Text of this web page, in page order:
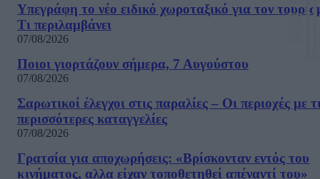
Υπεγράφη το νέο ειδικό χωροταξικό για τον
Τι περιλαμβάνει
07/08/2026
Ποιοι γιορτάζουν σήμερα, 7 Αυγούστου
07/08/2026
Σαρωτικοί έλεγχοι στις παραλίες – Οι περιοχές με
περισσότερες καταγγελίες
07/08/2026
Γρατσία για αποχωρήσεις: «Bρίσκονταν εντός του
κινήματος, αλλα είχαν τοποθετηθεί απέναντί του»